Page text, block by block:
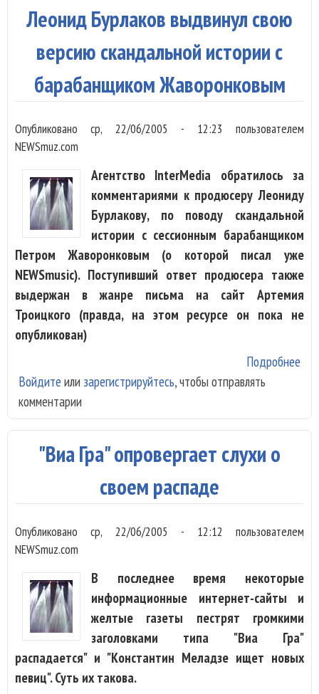
Леонид Бурлаков выдвинул свою
версию скандальной истории с
барабанщиком Жаворонковым
Опубликованоср, 22/06/2005 - 12:23 пользователем
NEWSmuz.com
Агентство InterMedia обратилось за
комментариями к продюсеру Леониду
Бурлакову, по поводу скандальной
истории с сессионным барабанщиком
Петром Жаворонковым (о которой писал уже
NEWSmusic). Поступивший ответ продюсера также
выдержан в жанре письма на сайт Артемия
Троицкого (правда, на этом ресурсе он пока не
опубликован)
Подробнее
Войдите или зарегистрируйтесь, чтобы отправлять
комментарии
"Виа Гра" опровергает слухи о
своем распаде
Опубликованоср, 22/06/2005 - 12:12 пользователем
NEWSmuz.com
В последнее время некоторые
информационные интернет-сайты и
желтые газеты пестрят громкими
заголовками типа "Виа Гра"
распадается" и "Константин Меладзе ищет новых
певиц". Суть их такова.